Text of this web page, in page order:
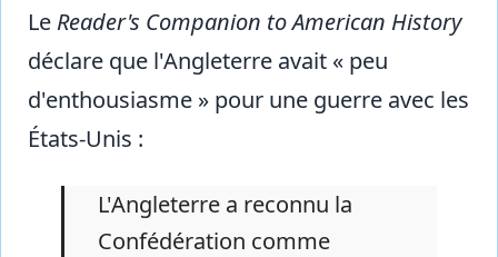
Le Reader's Companion to American History
déclare que l'Angleterre avait « peu
d'enthousiasme » pour une guerre avec les
États-Unis :
L'Angleterre a reconnu la
Confédération comme